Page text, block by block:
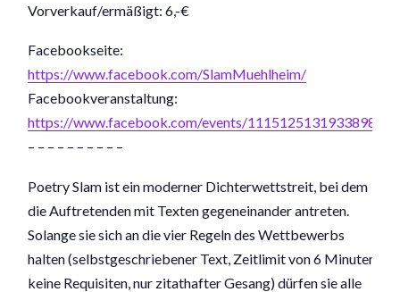
Vorverkauf/ermäßigt: 6,-€
Facebookseite:
https://www.facebook.com/SlamMuehlheim/
Facebookveranstaltung:
https://www.facebook.com/events/1115125131933898/
– – – – – – – – – –
Poetry Slam ist ein moderner Dichterwettstreit, bei dem
die Auftretenden mit Texten gegeneinander antreten.
Solange sie sich an die vier Regeln des Wettbewerbs
halten (selbstgeschriebener Text, Zeitlimit von 6 Minuten,
keine Requisiten, nur zitathafter Gesang) dürfen sie alle